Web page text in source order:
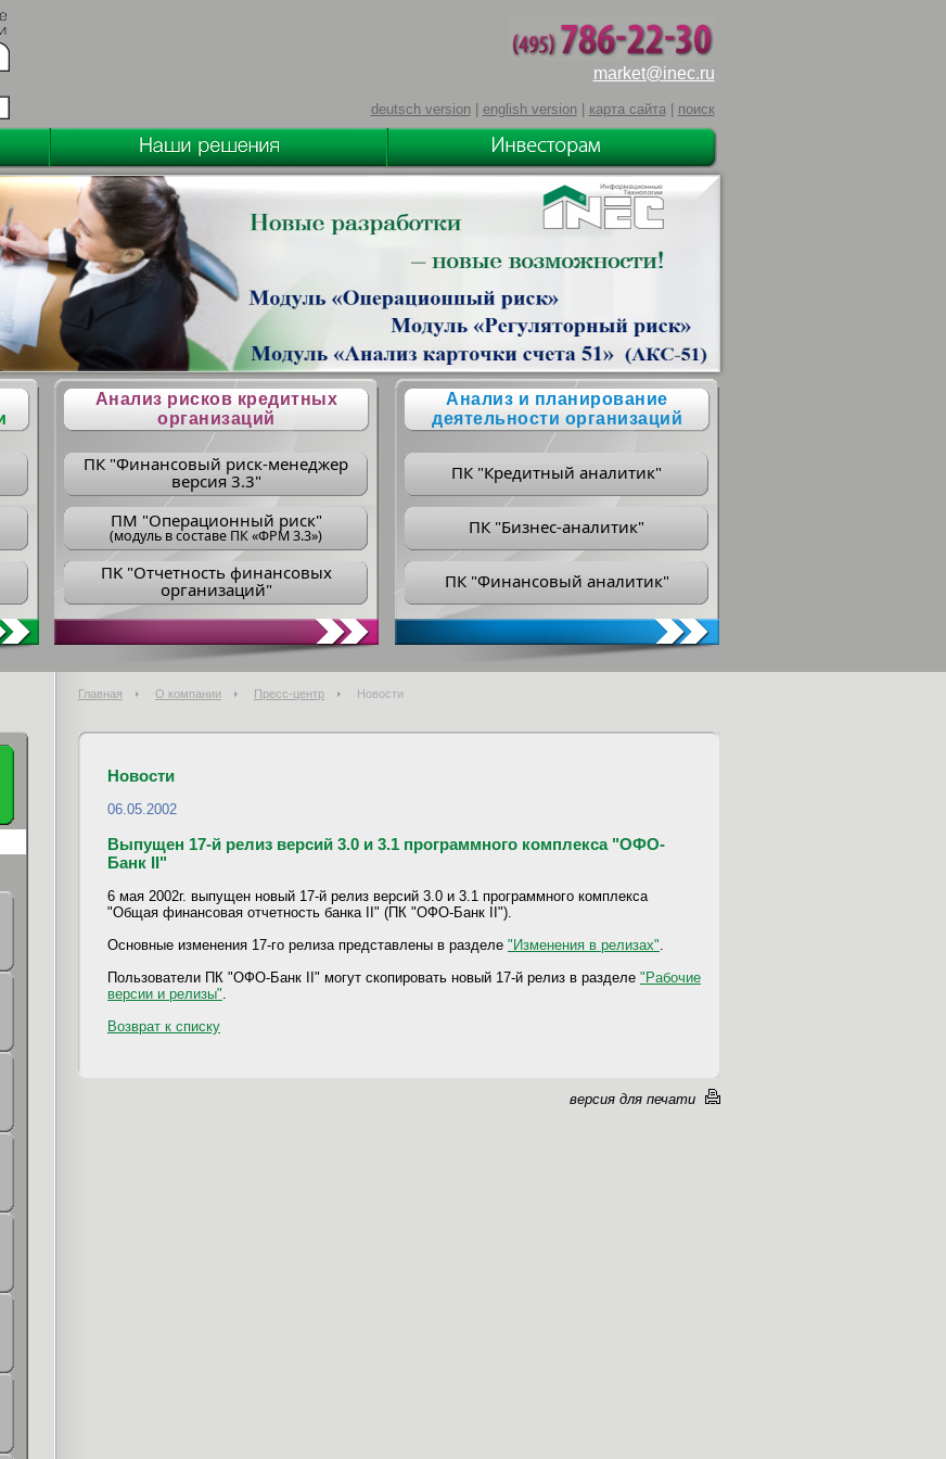
market@inec.ru
deutsch version| english version| карта сайта| поиск
Анализ рисков кредитных
организаций
ПК "Финансовый риск-менеджер
версия 3.3"
ПM "Операционный риск"
(модуль в составе ПК «ФРМ 3.3»)
ПK "Отчетность финансовых
организаций"
Анализ и планирование
деятельности организаций
ПК "Кредитный аналитик"
ПК "Бизнес-аналитик"
ПК "Финансовый аналитик"
Главная О компании Пресс-центр Новости
Новости
06.05.2002
Выпущен 17-й релиз версий 3.0 и 3.1 программного комплекса "ОФО-
Банк II"
6 мая 2002г. выпущен новый 17-й релиз версий 3.0 и 3.1 программного комплекса
"Общая финансовая отчетность банка II" (ПК "ОФО-Банк II").
Основные изменения 17-го релиза представлены в разделе "Изменения в релизах"
Пользователи ПК "ОФО-Банк II" могут скопировать новый 17-й релиз в разделе "Рабочие
версии и релизы"
Возврат к списку
версия для печати